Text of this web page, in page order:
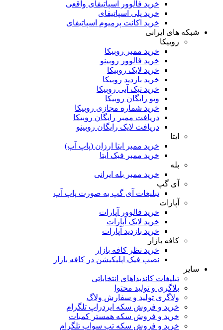
خرید فالوور اسپاتیفای واقعی
خرید پلی اسپاتیفای
خرید اکانت پرمیوم اسپاتیفای
شبکه های ایرانی
روبیکا
خرید ممبر روبیکا
خرید فالوور روبینو
خرید لایک روبیکا
خرید بازدید روبیکا
خرید تیک آبی روبیکا
ویو رایگان روبیکا
خرید شماره مجازی روبیکا
دریافت ممبر رایگان روبیکا
دریافت لایک رایگان روبینو
ایتا
خرید ممبر ایتا ارزان (پاپ آپ)
خرید ممبر فیک ایتا
بله
خرید ممبر بله ایرانی
آی گپ
تبلیغات آی گپ به صورت پاپ آپ
آپارات
خرید فالوور آپارات
خرید لایک آپارات
خرید بازدید آپارات
کافه بازار
خرید نظر کافه بازار
نصب فیک اپلیکیشن در کافه بازار
سایر
تبلیغات کاندیداهای انتخاباتی
بلاگری و تولید محتوا
ولاگری تولید و سفارش ولاگ
خرید و فروش سکه ایردراپ تلگرام
خرید و فروش سکه همستر کمبات
خرید و فروش سکه تپ سواپ تلگرام